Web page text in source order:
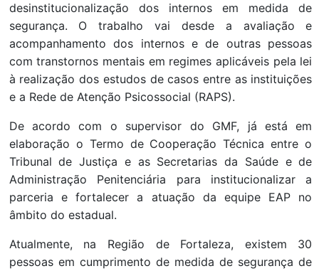
desinstitucionalização dos internos em medida de
segurança. O trabalho vai desde a avaliação e
acompanhamento dos internos e de outras pessoas
com transtornos mentais em regimes aplicáveis pela lei
à realização dos estudos de casos entre as instituições
e a Rede de Atenção Psicossocial (RAPS).
De acordo com o supervisor do GMF, já está em
elaboração o Termo de Cooperação Técnica entre o
Tribunal de Justiça e as Secretarias da Saúde e de
Administração Penitenciária para institucionalizar a
parceria e fortalecer a atuação da equipe EAP no
âmbito do estadual.
Atualmente, na Região de Fortaleza, existem 30
pessoas em cumprimento de medida de segurança de